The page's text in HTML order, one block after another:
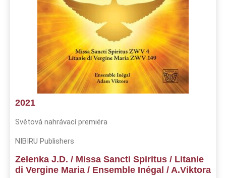
2021
Světová nahrávací premiéra
NIBIRU Publishers
Zelenka J.D. / Missa Sancti Spiritus / Litanie
di Vergine Maria / Ensemble Inégal / A.Viktora